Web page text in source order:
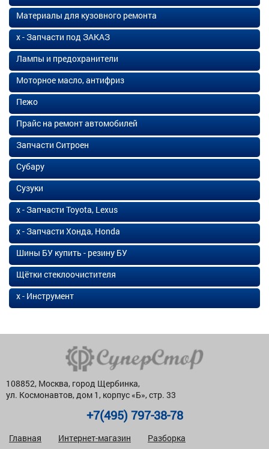
Материалы для кузовного ремонта
х - Запчасти под ЗАКАЗ
Лампы и предохранители
Моторное масло, антифриз
Пежо
Прайс на ремонт автомобилей
Запчасти Ситроен
Субару
Сузуки
х - Запчасти Toyota, Lexus
х - Запчасти Хонда, Honda
Шины БУ купить - резину БУ
Щётки стеклоочистителя
х - Инструмент
108852, Москва, город Щербинка,
ул. Космонавтов, дом 1, корпус «Б», стр. 33
+7(495) 797-38-78
Главная Интернет-магазин Разборка